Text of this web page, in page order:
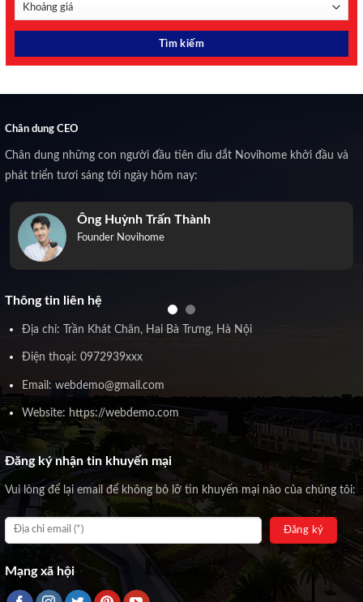
Chân dung CEO
Chân dung những con người đầu tiên dìu dắt Novihome khởi đầu và
phát triển tươi sáng tới ngày hôm nay:
Ông Huỳnh Trấn Thành
Founder Novihome
Thông tin liên hệ
Địa chỉ: Trần Khát Chân, Hai Bà Trưng, Hà Nội
Điện thoại: 0972939xxx
Email: webdemo@gmail.com
Website: https://webdemo.com
Đăng ký nhận tin khuyến mại
Vui lòng để lại email để không bỏ lỡ tin khuyến mại nào của chúng tôi:
Mạng xã hội